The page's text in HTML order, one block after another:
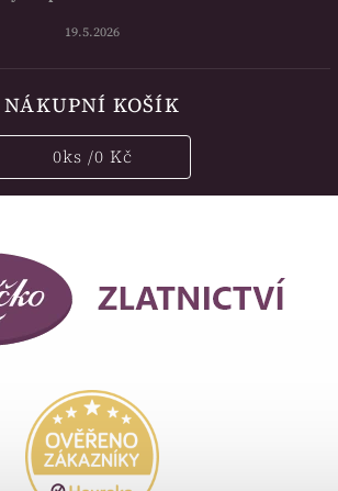
19.5.2026
NÁKUPNÍ KOŠÍK
0ks /0 Kč